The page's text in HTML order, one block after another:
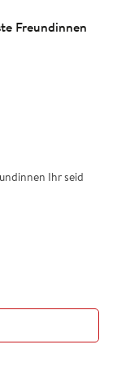
Freundinnen
Ihr seid